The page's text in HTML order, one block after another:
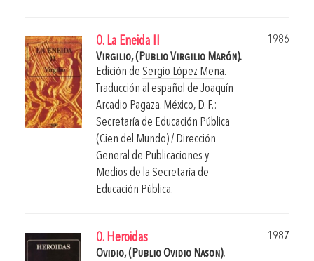
0. La Eneida II
1986
Virgilio, (Publio Virgilio Marón).
Edición de Sergio López Mena.
Traducción al español de Joaquín
Arcadio Pagaza. México, D. F.:
Secretaría de Educación Pública
(Cien del Mundo) / Dirección
General de Publicaciones y
Medios de la Secretaría de
Educación Pública.
0. Heroidas
1987
Ovidio, (Publio Ovidio Nason).